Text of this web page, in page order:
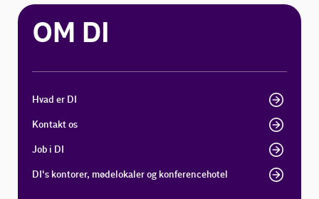
OM DI
Hvad er DI
Kontakt os
Job i DI
DI's kontorer, mødelokaler og konferencehotel